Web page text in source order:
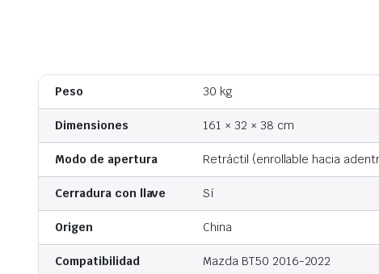
Peso 30 kg
Dimensiones 161 × 32 × 38 cm
Modo de apertura Retráctil (enrollable hacia
Cerradura con llave Sí
Origen China
Compatibilidad Mazda BT50 2016-2022